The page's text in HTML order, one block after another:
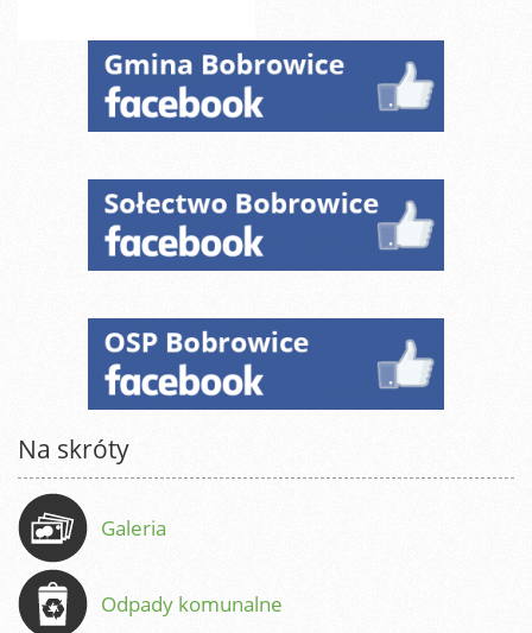
Na skróty
Galeria
Odpady komunalne